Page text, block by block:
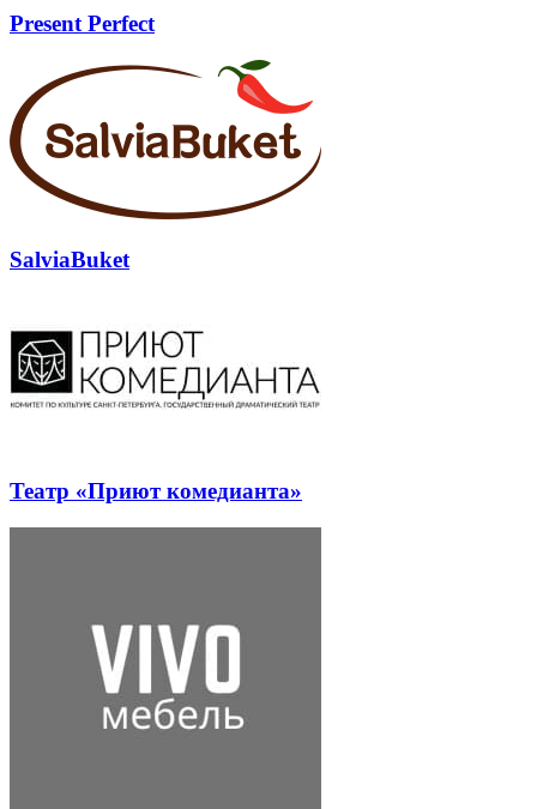
Present Perfect
SalviaBuket
Театр «Приют комедианта»